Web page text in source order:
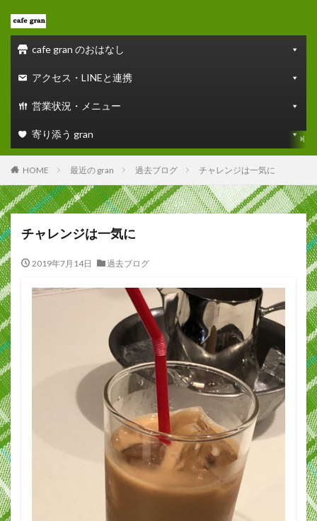
cafe gran のおはなし
アクセス・LINEと連携
営業状況・メニュー
寄り添う gran
HOME 最近の gran 過去ブログ チャレンジは一気に
チャレンジは一気に
2019年7月14日 過去ブログ